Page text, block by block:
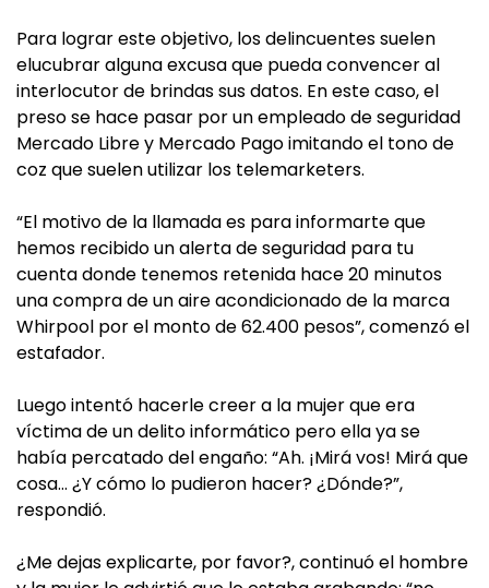
Para lograr este objetivo, los delincuentes suelen
elucubrar alguna excusa que pueda convencer al
interlocutor de brindas sus datos. En este caso, el
preso se hace pasar por un empleado de seguridad
Mercado Libre y Mercado Pago imitando el tono de
coz que suelen utilizar los telemarketers.
“El motivo de la llamada es para informarte que
hemos recibido un alerta de seguridad para tu
cuenta donde tenemos retenida hace 20 minutos
una compra de un aire acondicionado de la marca
Whirpool por el monto de 62.400 pesos”, comenzó el
estafador.
Luego intentó hacerle creer a la mujer que era
víctima de un delito informático pero ella ya se
había percatado del engaño: “Ah. ¡Mirá vos! Mirá que
cosa… ¿Y cómo lo pudieron hacer? ¿Dónde?”,
respondió.
¿Me dejas explicarte, por favor?, continuó el hombre